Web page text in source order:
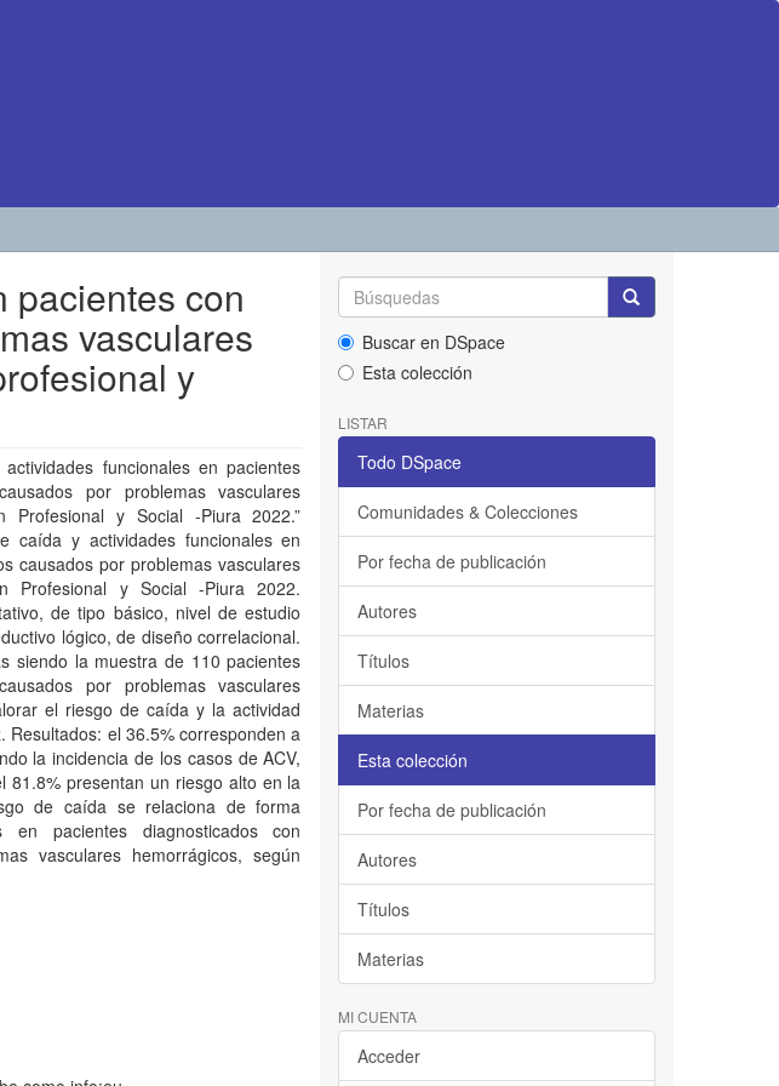
pacientes con
vasculares
y
funcionales en pacientes
por problemas vasculares
Profesional y Social -Piura 2022.”
caída y actividades funcionales en
causados por problemas vasculares
Profesional y Social -Piura 2022.
de tipo básico, nivel de estudio
lógico, de diseño correlacional.
siendo la muestra de 110 pacientes
por problemas vasculares
el riesgo de caída y la actividad
Resultados: el 36.5% corresponden a
la incidencia de los casos de ACV,
81.8% presentan un riesgo alto en la
de caída se relaciona de forma
en pacientes diagnosticados con
vasculares hemorrágicos, según
Buscar en DSpace
Esta colección
LISTAR
Todo DSpace
Comunidades & Colecciones
Por fecha de publicación
Autores
Títulos
Materias
Esta colección
Por fecha de publicación
Autores
Títulos
Materias
MI CUENTA
Acceder